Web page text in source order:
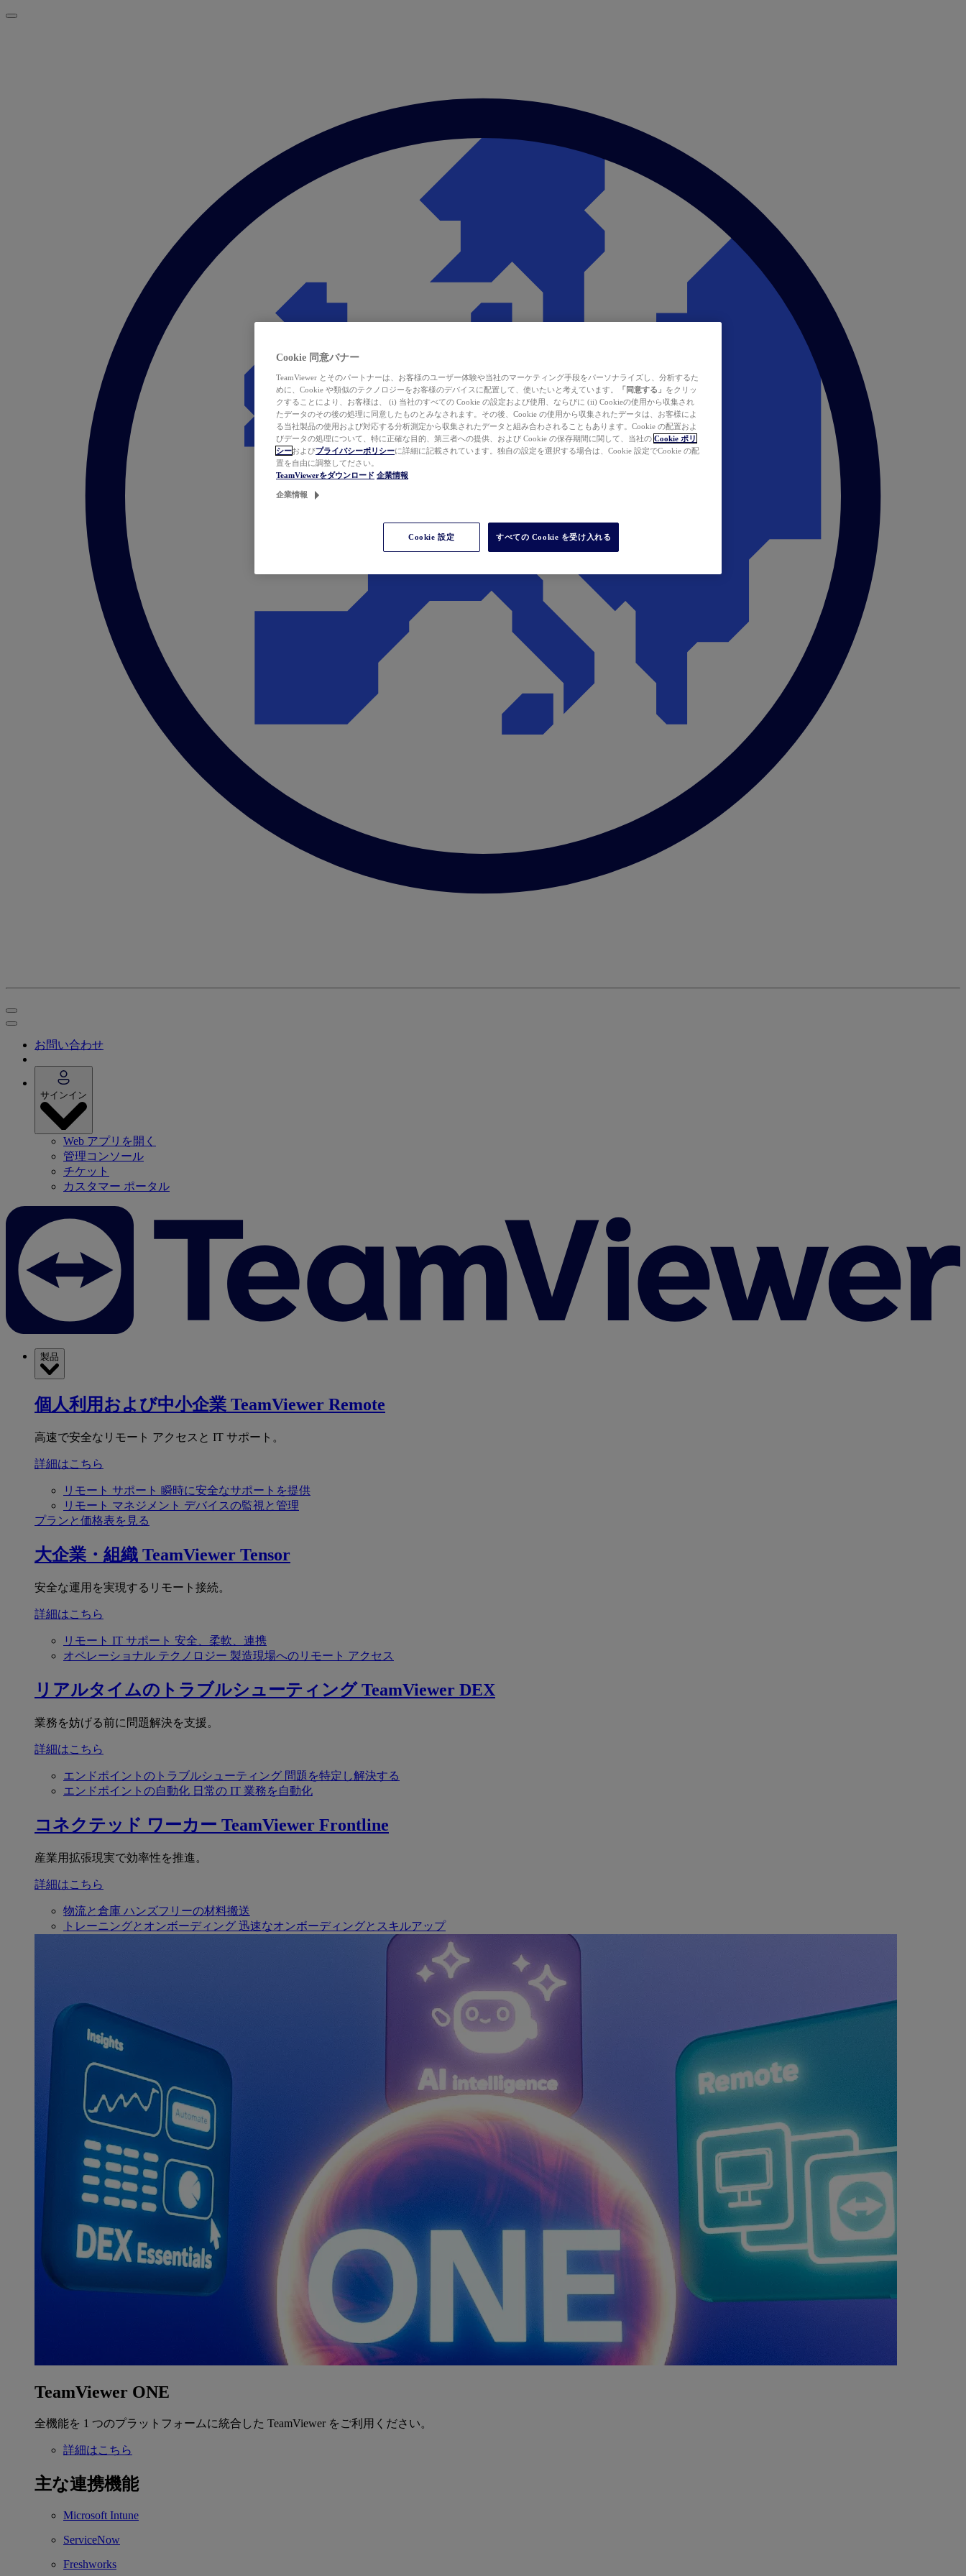
お問い合わせ
サインイン
Web アプリを開く
管理コンソール
チケット
カスタマー ポータル
製品
個人利用および中小企業 TeamViewer Remote
高速で安全なリモート アクセスと IT サポート。
詳細はこちら
リモート サポート 瞬時に安全なサポートを提供
リモート マネジメント デバイスの監視と管理
プランと価格表を見る
大企業・組織 TeamViewer Tensor
安全な運用を実現するリモート接続。
詳細はこちら
リモート IT サポート 安全、柔軟、連携
オペレーショナル テクノロジー 製造現場へのリモート アクセス
リアルタイムのトラブルシューティング TeamViewer DEX
業務を妨げる前に問題解決を支援。
詳細はこちら
エンドポイントのトラブルシューティング 問題を特定し解決する
エンドポイントの自動化 日常の IT 業務を自動化
コネクテッド ワーカー TeamViewer Frontline
産業用拡張現実で効率性を推進。
詳細はこちら
物流と倉庫 ハンズフリーの材料搬送
トレーニングとオンボーディング 迅速なオンボーディングとスキルアップ
TeamViewer ONE
全機能を 1 つのプラットフォームに統合した TeamViewer をご利用ください。
詳細はこちら
主な連携機能
Microsoft Intune
ServiceNow
Freshworks
Cookie 同意バナー
TeamViewer とそのパートナーは、お客様のユーザー体験や当社のマーケティング手段をパーソナライズし、分析するた
めに、Cookie や類似のテクノロジーをお客様のデバイスに配置して、使いたいと考えています。
「同意する」 をクリッ
クすることにより、お客様は、 (i) 当社のすべての Cookie の設定および使用、ならびに (ii) Cookieの使用から収集され
たデータのその後の処理に同意したものとみなされます。その後、Cookie の使用から収集されたデータは、お客様によ
る当社製品の使用および対応する分析測定から収集されたデータと組み合わされることもあります。Cookie の配置およ
びデータの処理について、特に正確な目的、第三者への提供、および Cookie の保存期間に関して、当社の Cookie ポリ
シーおよびプライバシーポリシーに詳細に記載されています。独自の設定を選択する場合は、Cookie 設定でCookie の配
置を自由に調整してださい。
TeamViewerをダウンロード 企業情報
企業情報
Cookie 設定 すべての Cookie を受け入れる